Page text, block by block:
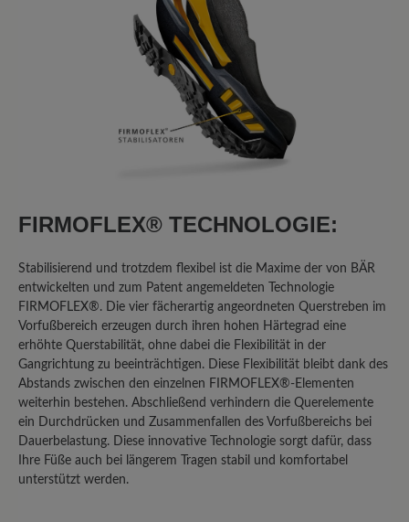
UNMÖGLICH machen. Diese Mängel
sind bei einem Produkt dieser
Preisklasse schlicht inakzeptabel:
GERISSENES FERSENFUTTER: An
beiden Schuhen ist das Futter im
Fersenbereich gerissen. Dies deutet für
mich klar auf ein Material- oder
Verarbeitungsproblem hin, nicht auf
GEBROCHENE HINTERKAPPEN:
schwerwiegend ist, dass die
Hinterkappen beider Schuhe gebrochen
sind. Dies ist ein struktureller Defekt,
der die Stabilität und Sicherheit des
Schuhs beeinträchtigt und bei einem
vermeintlichen Premium-Wanderschuh
nicht vorkommen darf. Angesichts
dieser Mängel wandte ich mich
vertrauensvoll an den Bär
Kundenservice und berief mich auf das
FIRMOFLEX® TECHNOLOGIE:
Stabilisierend und trotzdem flexibel ist die Maxime der von BÄR
entwickelten und zum Patent angemeldeten Technologie
FIRMOFLEX®. Die vier fächerartig angeordneten Querstreben im
Vorfußbereich erzeugen durch ihren hohen Härtegrad eine
erhöhte Querstabilität, ohne dabei die Flexibilität in der
Gangrichtung zu beeinträchtigen. Diese Flexibilität bleibt dank des
Abstands zwischen den einzelnen FIRMOFLEX®-Elementen
weiterhin bestehen. Abschließend verhindern die Querelemente
ein Durchdrücken und Zusammenfallen des Vorfußbereichs bei
Dauerbelastung. Diese innovative Technologie sorgt dafür, dass
Ihre Füße auch bei längerem Tragen stabil und komfortabel
unterstützt werden.